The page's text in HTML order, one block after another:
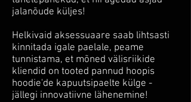
jalanõude küljes!
Helkivaid aksessuaare saab lihtsasti
kinnitada igale paelale, peame
tunnistama, et mõned välisriikide
kliendid on tooted pannud hoopis
hoodie'de kapuutsipaelte külge -
jällegi innovatiivne lähenemine!